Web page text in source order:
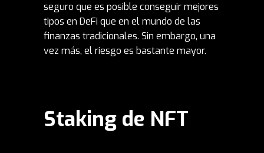
seguro que es posible conseguir mejores
tipos en DeFi que en el mundo de las
finanzas tradicionales. Sin embargo, una
vez más, el riesgo es bastante mayor.
Staking de NFT